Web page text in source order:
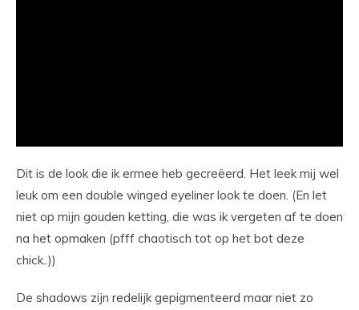
Dit is de look die ik ermee heb gecreëerd. Het leek mij wel
leuk om een double winged eyeliner look te doen. (En let
niet op mijn gouden ketting, die was ik vergeten af te doen
na het opmaken (pfff chaotisch tot op het bot deze
chick..))
De shadows zijn redelijk gepigmenteerd maar niet zo